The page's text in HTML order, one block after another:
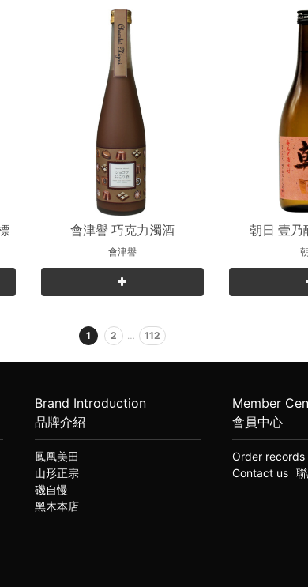
會津譽 巧克力濁酒
會津譽
朝日 壹乃
1 2 … 112
Brand Introduction
品牌介紹
鳳凰美田
山形正宗
磯自慢
黑木本店
Member
會員中心
Order records
Contact us